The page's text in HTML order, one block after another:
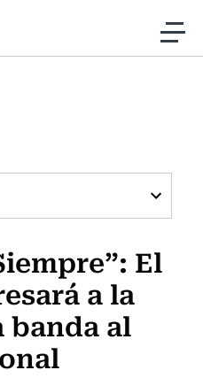
al contenido
Usach
El
a la
banda al